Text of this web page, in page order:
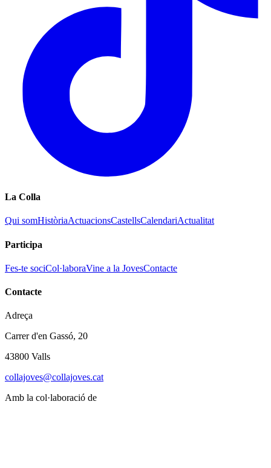
La Colla
Qui somHistòriaActuacionsCastellsCalendariActualitat
Participa
Fes-te sociCol·laboraVine a la JovesContacte
Contacte
Adreça
Carrer d'en Gassó, 20
43800 Valls
collajoves@collajoves.cat
Amb la col·laboració de